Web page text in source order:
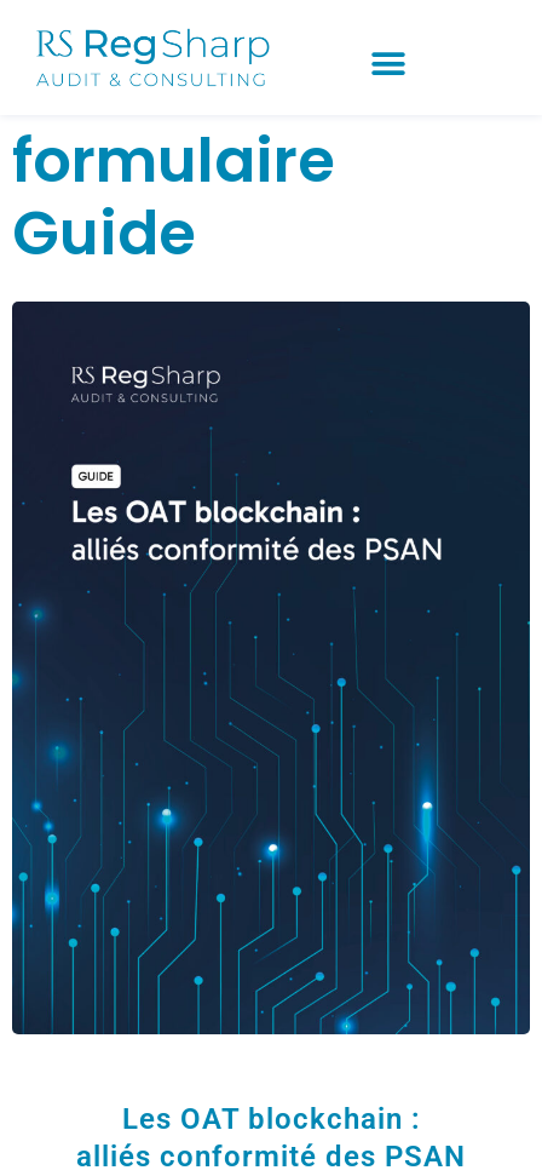
formulaire
Guide
Les OAT blockchain :
alliés conformité des PSAN